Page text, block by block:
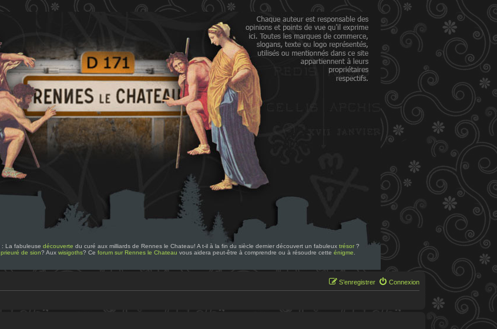
: La fabuleuse découverte du curé aux milliards de Rennes le Chateau! A t-il à la fin du siècle dernier découvert un fabuleux trésor ?
prieuré de sion? Aux wisigoths? Ce forum sur Rennes le Chateau vous aidera peut-être à comprendre ou à résoudre cette énigme
Connexion
S’enregistrer